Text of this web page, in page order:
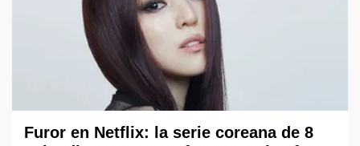
Furor en Netflix: la serie coreana de 8